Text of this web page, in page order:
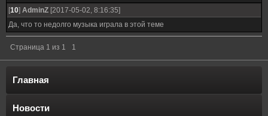
[10] AdminZ [2017-05-02, 8:16:35]
Да, что то недолго музыка играла в этой теме
Страница 1 из 1 1
Главная
Новости